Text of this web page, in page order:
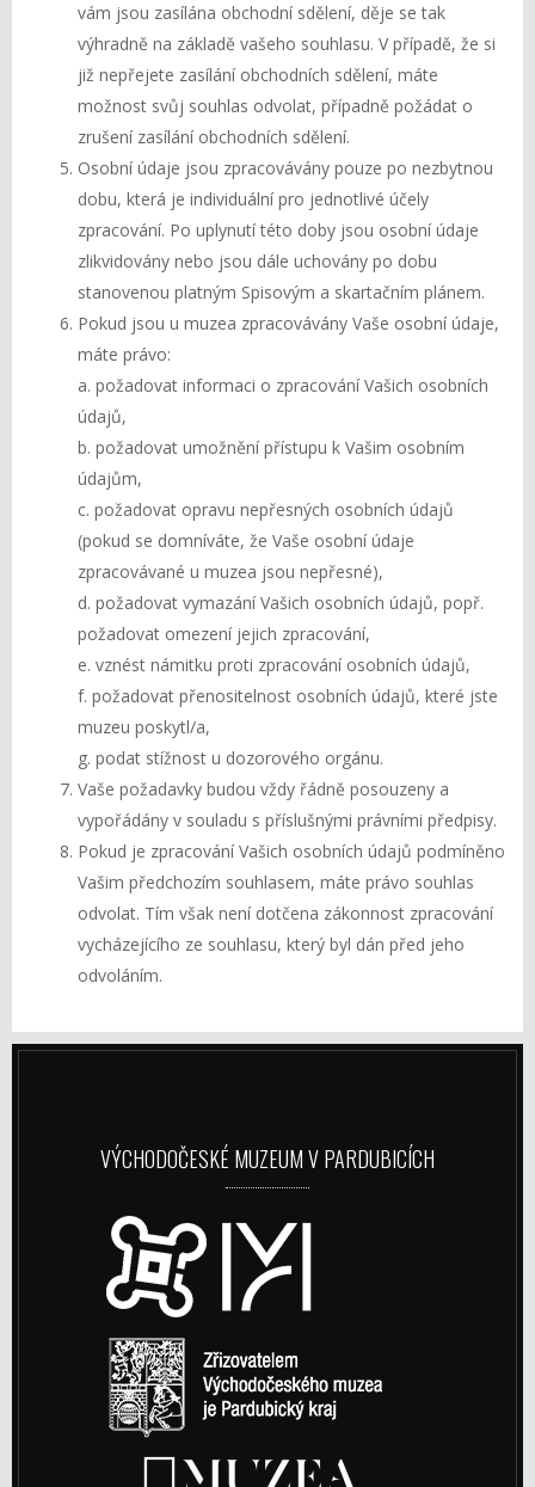
vám jsou zasílána obchodní sdělení, děje se tak
výhradně na základě vašeho souhlasu. V případě, že si
již nepřejete zasílání obchodních sdělení, máte
možnost svůj souhlas odvolat, případně požádat o
zrušení zasílání obchodních sdělení.
Osobní údaje jsou zpracovávány pouze po nezbytnou
dobu, která je individuální pro jednotlivé účely
zpracování. Po uplynutí této doby jsou osobní údaje
zlikvidovány nebo jsou dále uchovány po dobu
stanovenou platným Spisovým a skartačním plánem.
Pokud jsou u muzea zpracovávány Vaše osobní údaje,
máte právo:
a. požadovat informaci o zpracování Vašich osobních
údajů,
b. požadovat umožnění přístupu k Vašim osobním
údajům,
c. požadovat opravu nepřesných osobních údajů
(pokud se domníváte, že Vaše osobní údaje
zpracovávané u muzea jsou nepřesné),
d. požadovat vymazání Vašich osobních údajů, popř.
požadovat omezení jejich zpracování,
e. vznést námitku proti zpracování osobních údajů,
f. požadovat přenositelnost osobních údajů, které jste
muzeu poskytl/a,
g. podat stížnost u dozorového orgánu.
Vaše požadavky budou vždy řádně posouzeny a
vypořádány v souladu s příslušnými právními předpisy.
Pokud je zpracování Vašich osobních údajů podmíněno
Vašim předchozím souhlasem, máte právo souhlas
odvolat. Tím však není dotčena zákonnost zpracování
vycházejícího ze souhlasu, který byl dán před jeho
odvoláním.
VÝCHODOČESKÉ MUZEUM V PARDUBICÍCH